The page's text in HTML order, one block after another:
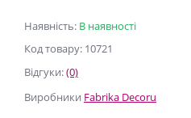
Наявність: В наявності
Код товару: 10721
Відгуки:(0)
Виробники Fabrika Decoru